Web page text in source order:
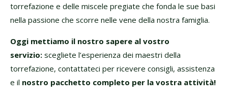
torrefazione e delle miscele pregiate che fonda le sue basi
nella passione che scorre nelle vene della nostra famiglia.
Oggi mettiamo il nostro sapere al vostro
servizio: scegliete l’esperienza dei maestri della
torrefazione, contattateci per ricevere consigli, assistenza
e il nostro pacchetto completo per la vostra attività!